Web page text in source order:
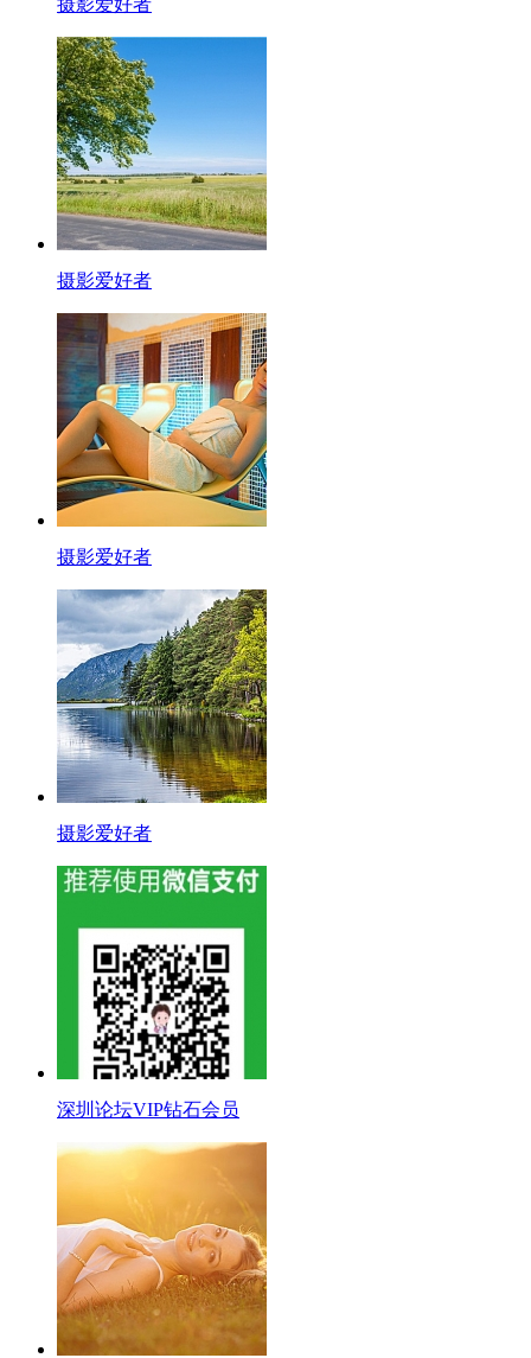
摄影爱好者
摄影爱好者
摄影爱好者
深圳论坛VIP钻石会员